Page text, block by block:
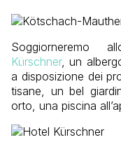
Soggiorneremo
Kürschner, un
a disposizione dei
tisane, un bel
orto, una piscina